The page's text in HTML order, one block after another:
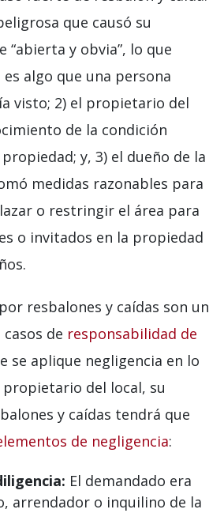
que causó su
“abierta y obvia”, lo que
algo que una persona
visto; 2) el propietario del
de la condición
y, 3) el dueño de la
medidas razonables para
o restringir el área para
o invitados en la propiedad
resbalones y caídas son un
de responsabilidad de
se aplique negligencia en lo
del local, su
y caídas tendrá que
de negligencia:
El demandado era
arrendador o inquilino de la